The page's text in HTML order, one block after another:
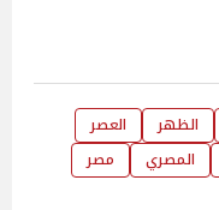
الظهر
العصر
المصري مصر